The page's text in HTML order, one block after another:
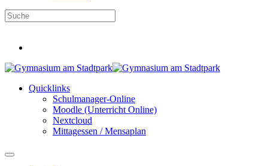
Quicklinks
Schulmanager-Online
Moodle (Unterricht Online)
Nextcloud
Mittagessen / Mensaplan